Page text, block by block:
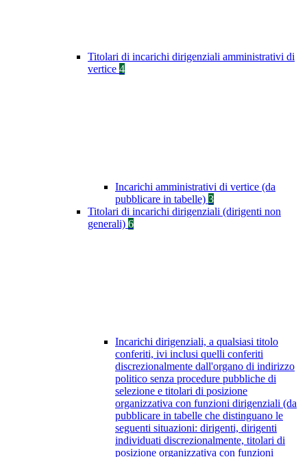
Titolari di incarichi dirigenziali amministrativi di
vertice 4
Incarichi amministrativi di vertice (da
pubblicare in tabelle) 3
Titolari di incarichi dirigenziali (dirigenti non
generali) 6
Incarichi dirigenziali, a qualsiasi titolo
conferiti, ivi inclusi quelli conferiti
discrezionalmente dall'organo di indirizzo
politico senza procedure pubbliche di
selezione e titolari di posizione
organizzativa con funzioni dirigenziali (da
pubblicare in tabelle che distinguano le
seguenti situazioni: dirigenti, dirigenti
individuati discrezionalmente, titolari di
posizione organizzativa con funzioni